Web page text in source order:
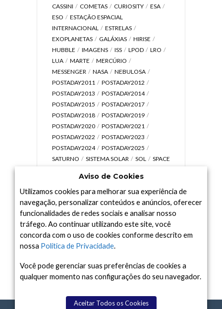
CASSINI
COMETAS CURIOSITY
ESA
ESO
ESTAÇÃO ESPACIAL
INTERNACIONAL
ESTRELAS
EXOPLANETAS
GALÁXIAS
HIRISE
HUBBLE
IMAGENS ISS LPOD
LRO
LUA
MARTE
MERCÚRIO
MESSENGER
NASA
NEBULOSA
POSTADAY2011
POSTADAY2012
POSTADAY2013
POSTADAY2014
POSTADAY2015
POSTADAY2017
POSTADAY2018
POSTADAY2019
POSTADAY2020
POSTADAY2021
POSTADAY2022
POSTADAY2023
POSTADAY2024
POSTADAY2025
SATURNO
SISTEMA SOLAR SOL
SPACE
UNIVERSO
VÍDEO
Arquivo
Arquivo
Aviso de Cookies
Utilizamos cookies para melhorar sua experiência de
navegação, personalizar conteúdos e anúncios, oferecer
funcionalidades de redes sociais e analisar nosso
tráfego. Ao continuar utilizando este site, você
concorda com o uso de cookies conforme descrito em
nossa Política de Privacidade.
Você pode gerenciar suas preferências de cookies a
qualquer momento nas configurações do seu navegador.
Aceitar Todos os Cookies